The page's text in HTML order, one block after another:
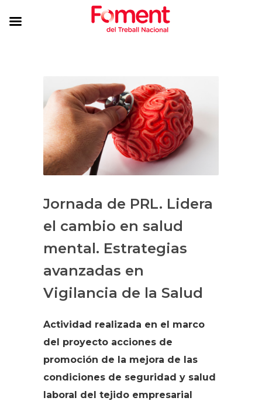
Jornada de PRL. Lidera
el cambio en salud
mental. Estrategias
avanzadas en
Vigilancia de la Salud
Actividad realizada en el marco
del proyecto acciones de
promoción de la mejora de las
condiciones de seguridad y salud
laboral del tejido empresarial